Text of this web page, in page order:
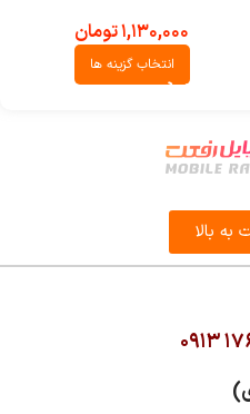
۱,۱۳۰,۰۰۰تومان
انتخاب گزینه ها
به بالا
۵۴۸۴ –